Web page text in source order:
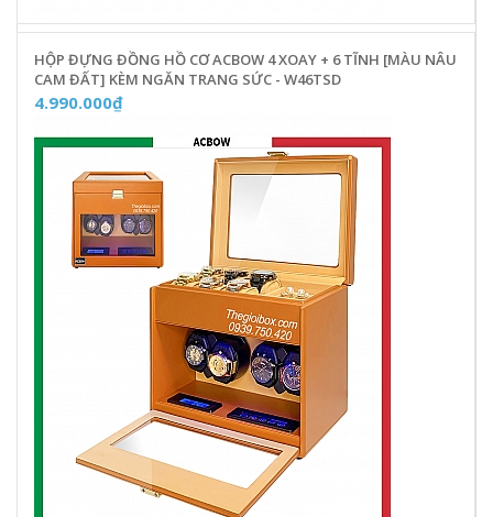
HỘP ĐỰNG ĐỒNG HỒ CƠ ACBOW 4 XOAY + 6 TĨNH [MÀU NÂU
CAM ĐẤT] KÈM NGĂN TRANG SỨC - W46TSD
4.990.000₫